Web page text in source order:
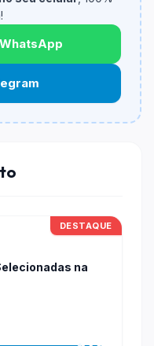
itens participantes
especificos podem
DESTAQUE
na